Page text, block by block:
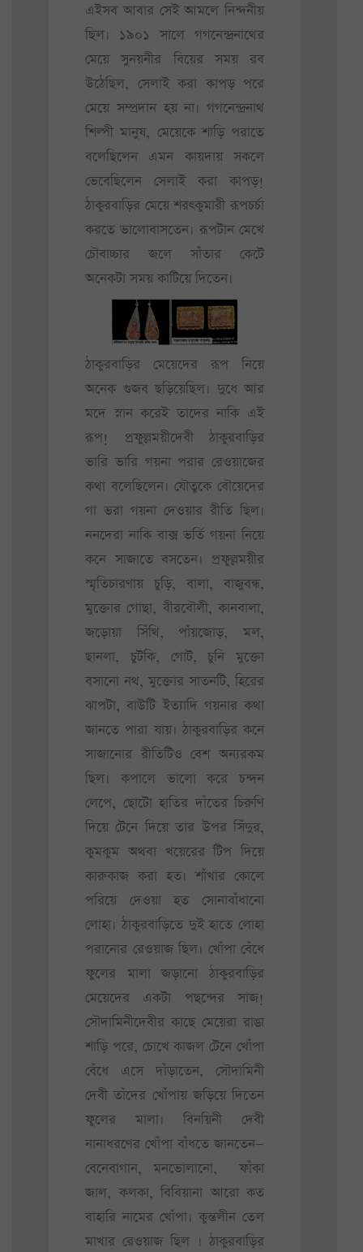
এইসব আবার সেই আমলে নিন্দনীয়
ছিল। ১৯০১ সালে গগনেন্দ্রনাথের
মেয়ে সুনয়নীর বিয়ের সময় রব
উঠেছিল, সেলাই করা কাপড় পরে
মেয়ে সম্প্রদান হয় না। গগনেন্দ্রনাথ
শিল্পী মানুষ, মেয়েকে শাড়ি পরাতে
বলেছিলেন এমন কায়দায় সকলে
ভেবেছিলেন সেলাই করা কাপড়!
ঠাকুরবাড়ির মেয়ে শরৎকুমারী রূপচর্চা
করতে ভালোবাসতেন। রূপটান মেখে
চৌবাচ্চার জলে সাঁতার কেটে
অনেকটা সময় কাটিয়ে দিতেন।
ঠাকুরবাড়ির মেয়েদের রূপ নিয়ে
অনেক গুজব ছড়িয়েছিল। দুধে আর
মদে স্নান করেই তাদের নাকি এই
রূপ! প্রফুল্লময়ীদেবী ঠাকুরবাড়ির
ভারি ভারি গয়না পরার রেওয়াজের
কথা বলেছিলেন। যৌতুকে বৌয়েদের
গা ভরা গয়না দেওয়ার রীতি ছিল।
ননদেরা নাকি বাক্স ভর্তি গয়না নিয়ে
কনে সাজাতে বসতেন। প্রফুল্লময়ীর
স্মৃতিচারণায় চুড়ি, বালা, বাজুবন্ধ,
মুক্তোর গোছা, বীরবৌলী, কানবালা,
জড়োয়া সিঁথি, পাঁয়জোড়, মল,
ছানলা, চুটকি, গোট, চুনি মুক্তো
বসানো নথ, মুক্তোর সাতনটি, হিরের
ঝাপটা, বাউটি ইত্যাদি গয়নার কথা
জানতে পারা যায়। ঠাকুরবাড়ির কনে
সাজানোর রীতিটিও বেশ অন্যরকম
ছিল। কপালে ভালো করে চন্দন
লেপে, ছোটো হাতির দাঁতের চিরুণি
দিয়ে টেনে দিয়ে তার উপর সিঁদুর,
কুমকুম অথবা খয়েরের টিপ দিয়ে
কারুকাজ করা হত। শাঁখার কোলে
পরিয়ে দেওয়া হত সোনাবাঁধানো
লোহা। ঠাকুরবাড়িতে দুই হাতে লোহা
পরানোর রেওয়াজ ছিল। খোঁপা বেঁধে
ফুলের মালা জড়ানো ঠাকুরবাড়ির
মেয়েদের একটা পছন্দের সাজ!
সৌদামিনীদেবীর কাছে মেয়েরা রাঙা
শাড়ি পরে, চোখে কাজল টেনে খোঁপা
বেঁধে এসে দাঁড়াতেন, সৌদামিনী
দেবী তাঁদের খোঁপায় জড়িয়ে দিতেন
ফুলের মালা। বিনয়িনী দেবী
নানাধরণের খোঁপা বাঁধতে জানতেন—
বেনেবাগান, মনভোলানো, ফাঁকা
জাল, কলকা, বিবিয়ানা আরো কত
বাহারি নামের খোঁপা। কুন্তলীন তেল
মাখার রেওয়াজ ছিল । ঠাকুরবাড়ির